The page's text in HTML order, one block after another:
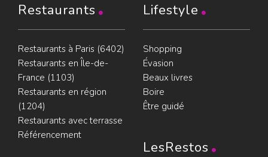
Restaurants
Restaurants à Paris (6402)
Restaurants en Île-de-
France (1103)
Restaurants en région
(1204)
Restaurants avec terrasse
Référencement
Lifestyle
Shopping
Évasion
Beaux livres
Boire
Être guidé
LesRestos